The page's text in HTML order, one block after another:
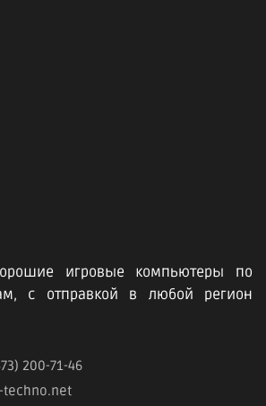
игровые компьютеры по
с отправкой в любой регион
200-71-46
techno.net